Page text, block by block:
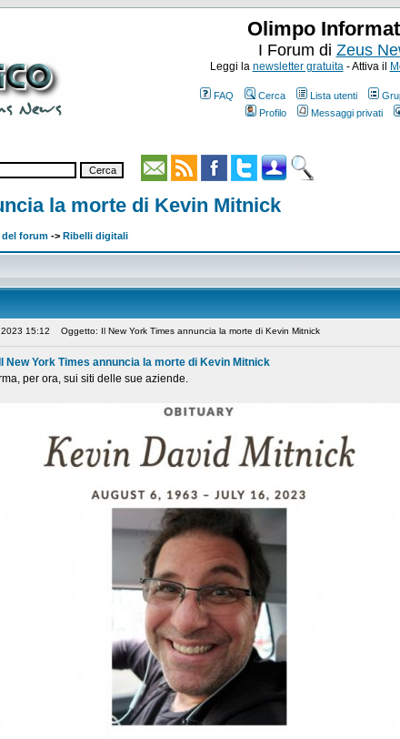
Olimpo
I Forum di Zeus
Leggi la newsletter gratuita- Attiva il
FAQ Cerca Lista utenti
Profilo
Messaggi privati
la morte di Kevin Mitnick
del forum -> Ribelli digitali
15:12 Oggetto: Il New York Times annuncia la morte di Kevin Mitnick
Il New York Times annuncia la morte di Kevin Mitnick
per ora, sui siti delle sue aziende.